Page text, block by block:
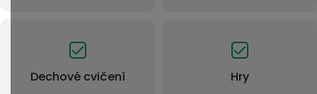
Dechové cvičení Hry